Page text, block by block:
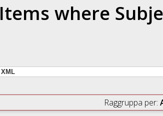
Items where
Raggruppa per: